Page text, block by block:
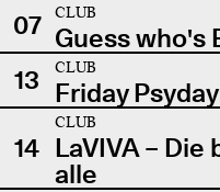
07
CLUB
Guess who's
13
CLUB
Friday Psyday
14
CLUB
LaVIVA –
alle